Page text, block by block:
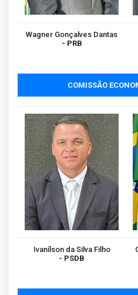
Wagner Gonçalves Dantas
- PRB
COMISSÃO
Ivanílson da Silva Filho
- PSDB